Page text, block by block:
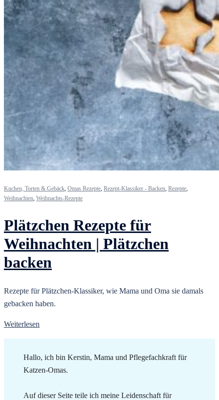
Kuchen, Torten & Gebäck, Omas Rezepte, Rezept-Klassiker - Backen, Rezepte,
Weihnachten, Weihnachts-Rezepte
Plätzchen Rezepte für
Weihnachten | Plätzchen
backen
Rezepte für Plätzchen-Klassiker, wie Mama und Oma sie damals
gebacken haben.
Weiterlesen
Hallo, ich bin Kerstin, Mama und Pflegefachkraft für
Katzen-Omas.
Auf dieser Seite teile ich meine Leidenschaft für